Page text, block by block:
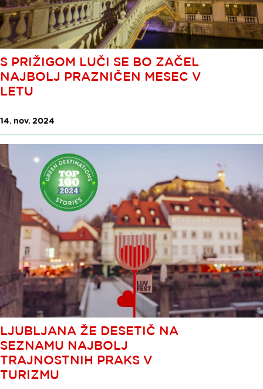
S PRIŽIGOM LUČI SE BO ZAČEL
NAJBOLJ PRAZNIČEN MESEC V
LETU
14. nov. 2024
LJUBLJANA ŽE DESETIČ NA
SEZNAMU NAJBOLJ
TRAJNOSTNIH PRAKS V
TURIZMU